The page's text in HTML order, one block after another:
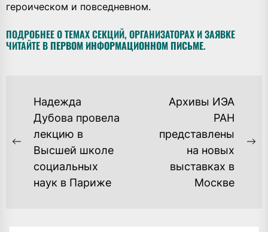
героическом и повседневном.
ПОДРОБНЕЕ О ТЕМАХ СЕКЦИЙ, ОРГАНИЗАТОРАХ И ЗАЯВКЕ
ЧИТАЙТЕ В ПЕРВОМ ИНФОРМАЦИОННОМ ПИСЬМЕ.
НАВИГАЦИЯ
ЗАПИСЯМ
Previous
post:
Надежда
Дубова провела
лекцию в
Высшей школе
социальных
наук в Париже
Архивы ИЭА
РАН
представлены
на новых
выставках в
Москве